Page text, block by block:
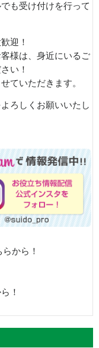
も受け付けを行って
迎！
様は、身近にいるご
い！
ていただきます。
ろしくお願いいたし
から！
！